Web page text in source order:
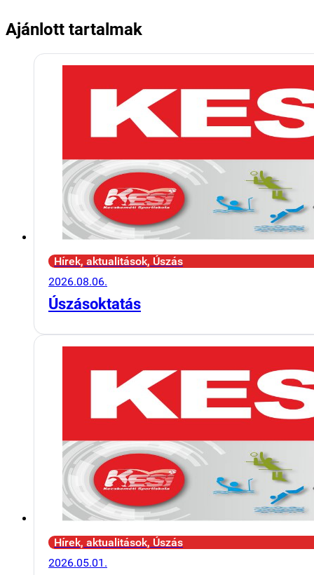
Ajánlott tartalmak
Hírek, aktualitások, Úszás
2026.08.06.
Úszásoktatás
Hírek, aktualitások, Úszás
2026.05.01.